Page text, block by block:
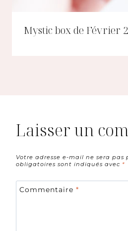
Mystic box de Février
Laisser un
Votre adresse e-mail ne sera pas
obligatoires sont indiqués avec *
Commentaire *